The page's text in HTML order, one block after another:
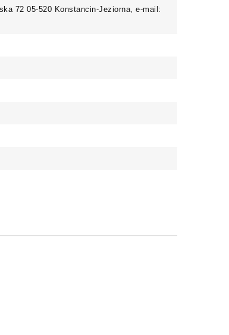
72 05-520 Konstancin-Jeziorna, e-mail: